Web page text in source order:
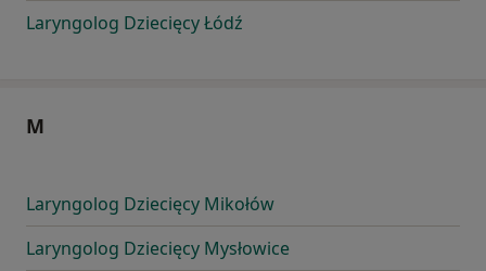
Laryngolog Dziecięcy Łódź
M
Laryngolog Dziecięcy Mikołów
Laryngolog Dziecięcy Mysłowice